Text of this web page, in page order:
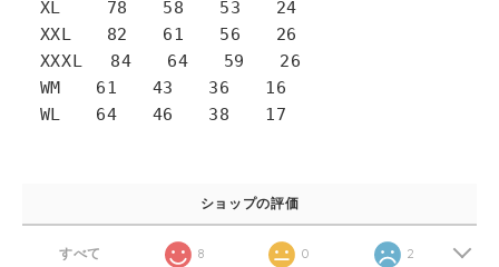
XL 78 58 53 24
XXL 82 61 56 26
XXXL 84 64 59 26
WM 61 43 36 16
WL 64 46 38 17
ショップの評価
すべて 8 0 2